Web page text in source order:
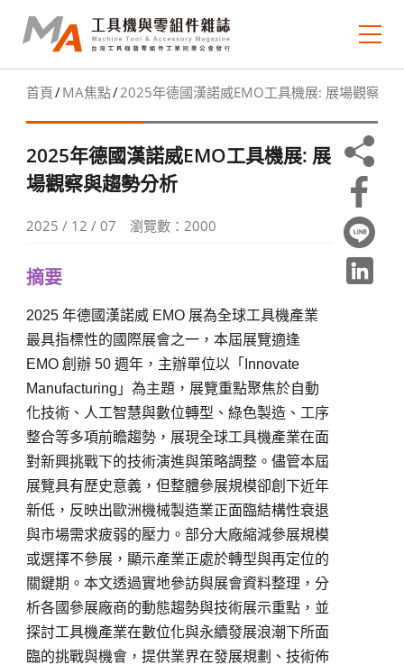
歷期電子報
期刊典藏
MA 焦點
市場瞭望
技術趨勢
產業掃描
產業行事曆
展覽行事曆
課程&活動行事曆
聯絡我們
聯絡表單
廣告刊登
首頁 MA焦點 2025年德國漢諾威EMO工具機展: 展場觀察與
2025年德國漢諾威EMO工具機展: 展
場觀察與趨勢分析
2025 / 12 / 07 瀏覽數：2000
摘要
2025年德國漢諾威 EMO 展為全球工具機產業
最具指標性的國際展會之一，本屆展覽適逢
EMO 創辦 50 週年，主辦單位以「Innovate
Manufacturing」為主題，展覽重點聚焦於自動
化技術、人工智慧與數位轉型、綠色製造、工序
整合等多項前瞻趨勢，展現全球工具機產業在面
對新興挑戰下的技術演進與策略調整。儘管本屆
展覽具有歷史意義，但整體參展規模卻創下近年
新低，反映出歐洲機械製造業正面臨結構性衰退
與市場需求疲弱的壓力。部分大廠縮減參展規模
或選擇不參展，顯示產業正處於轉型與再定位的
關鍵期。本文透過實地參訪與展會資料整理，分
析各國參展廠商的動態趨勢與技術展示重點，並
探討工具機產業在數位化與永續發展浪潮下所面
臨的挑戰與機會，提供業界在發展規劃、技術佈